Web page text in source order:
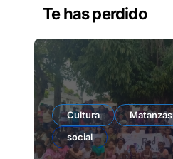
Te has perdido
Cultura
Matanzas
social